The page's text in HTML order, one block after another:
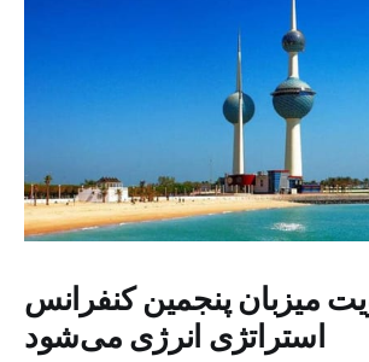
میزبان پنجمین کنفرانس
استراتژی انرژی می‌شود